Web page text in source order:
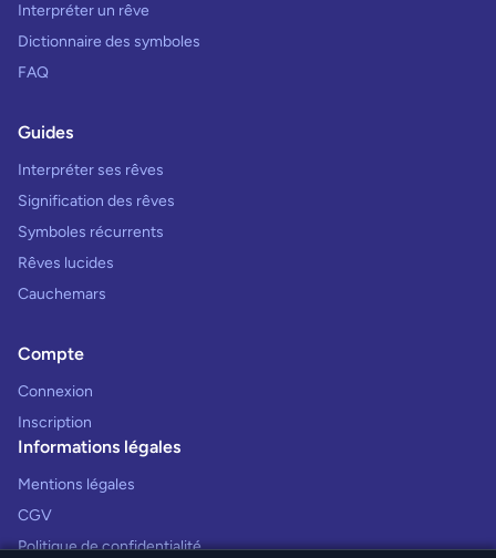
Interpréter un rêve
Dictionnaire des symboles
FAQ
Guides
Interpréter ses rêves
Signification des rêves
Symboles récurrents
Rêves lucides
Cauchemars
Compte
Connexion
Inscription
Informations légales
Mentions légales
CGV
Politique de confidentialité